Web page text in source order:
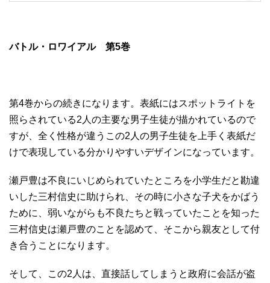
バトル・ロワイアル 第5巻
第4巻からの続きになります。表紙にはスポットライトを
照らされている2人の主要な男子生徒が描かれているので
すが、全く性格が違うこの2人の男子生徒を上手く表紙だ
けで表現している分かりやすいデザインになっています。
瀬戸豊は不良にいじめられていたところを小学生だと勘違
いした三村信史に助けられ、その時に小さな子犬をかばう
ために、弱いながらも不良たちと戦っていたことを知った
三村信史は瀬戸豊のことを認めて、そこから親友として付
き合うことになります。
そして、この2人は、直接話してしまうと政府に会話が盗